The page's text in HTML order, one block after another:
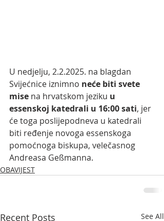
U nedjelju, 2.2.2025. na blagdan
Svijećnice iznimno neće biti svete
mise na hrvatskom jeziku u
essenskoj katedrali u 16:00 sati, jer
će toga poslijepodneva u katedrali
biti ređenje novoga essenskoga
pomoćnoga biskupa, velečasnog
Andreasa Geßmanna.
OBAVIJEST
Recent Posts See All